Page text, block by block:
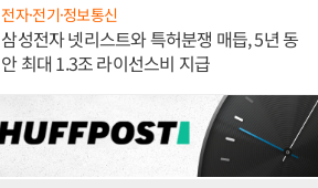
전자·전기·정보통신
삼성전자 넷리스트와 특허분쟁 매듭, 5년 동
안 최대 1.3조 라이선스비 지급